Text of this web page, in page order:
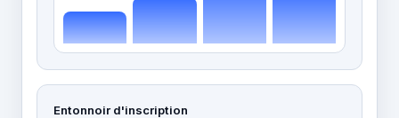
Entonnoir d'inscription